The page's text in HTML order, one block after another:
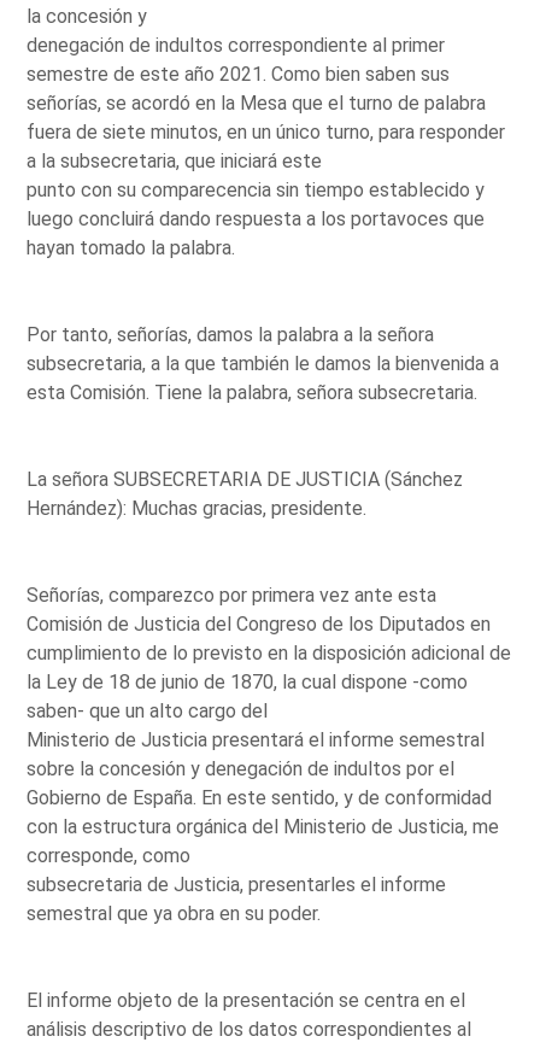
la concesión y
denegación de indultos correspondiente al primer
semestre de este año 2021. Como bien saben sus
señorías, se acordó en la Mesa que el turno de palabra
fuera de siete minutos, en un único turno, para responder
a la subsecretaria, que iniciará este
punto con su comparecencia sin tiempo establecido y
luego concluirá dando respuesta a los portavoces que
hayan tomado la palabra.
Por tanto, señorías, damos la palabra a la señora
subsecretaria, a la que también le damos la bienvenida a
esta Comisión. Tiene la palabra, señora subsecretaria.
La señora SUBSECRETARIA DE JUSTICIA (Sánchez
Hernández): Muchas gracias, presidente.
Señorías, comparezco por primera vez ante esta
Comisión de Justicia del Congreso de los Diputados en
cumplimiento de lo previsto en la disposición adicional de
la Ley de 18 de junio de 1870, la cual dispone -como
saben- que un alto cargo del
Ministerio de Justicia presentará el informe semestral
sobre la concesión y denegación de indultos por el
Gobierno de España. En este sentido, y de conformidad
con la estructura orgánica del Ministerio de Justicia, me
corresponde, como
subsecretaria de Justicia, presentarles el informe
semestral que ya obra en su poder.
El informe objeto de la presentación se centra en el
análisis descriptivo de los datos correspondientes al